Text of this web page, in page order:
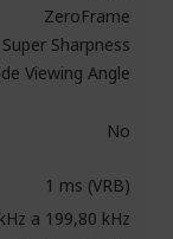
ZeroFrame
Super Sharpness
Viewing Angle
No
1 ms (VRB)
a 199,80 kHz